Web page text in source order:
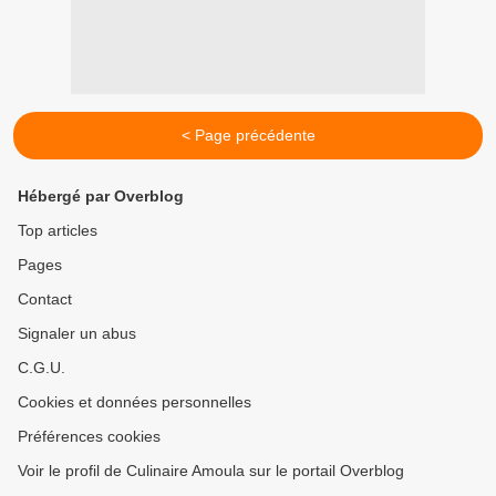
< Page précédente
Hébergé par Overblog
Top articles
Pages
Contact
Signaler un abus
C.G.U.
Cookies et données personnelles
Préférences cookies
Voir le profil de Culinaire Amoula sur le portail Overblog